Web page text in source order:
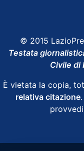
© 2015
Testata
Civile di
È vietata la copia,
relativa citazione